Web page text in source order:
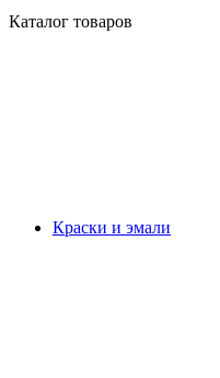
Каталог товаров
Краски и эмали